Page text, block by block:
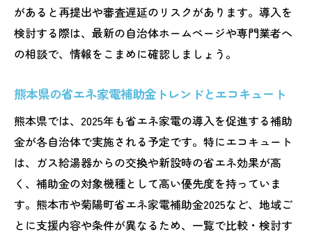
があると再提出や審査遅延のリスクがあります。導入を
検討する際は、最新の自治体ホームページや専門業者へ
の相談で、情報をこまめに確認しましょう。
熊本県の省エネ家電補助金トレンドとエコキュート
熊本県では、2025年も省エネ家電の導入を促進する補助
金が各自治体で実施される予定です。特にエコキュート
は、ガス給湯器からの交換や新設時の省エネ効果が高
く、補助金の対象機種として高い優先度を持っていま
す。熊本市や菊陽町省エネ家電補助金2025など、地域ご
とに支援内容や条件が異なるため、一覧で比較・検討す